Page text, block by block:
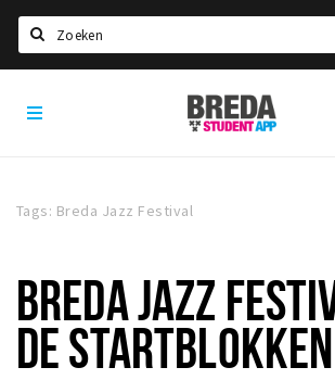
HOME
Studentenverenigingen
Studentenraad
Studentenroutes
Breda
Student
Tags: Breda Jazz Festival
BREDA JAZZ
DE STARTBLOKKEN